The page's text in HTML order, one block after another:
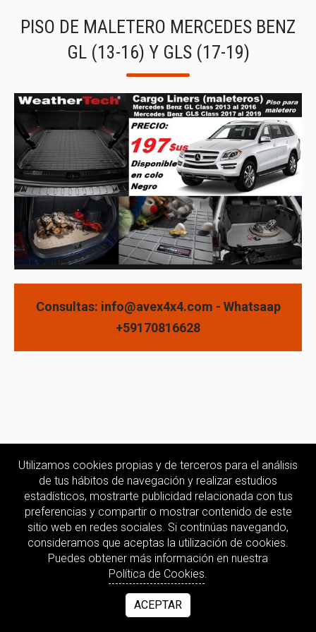
PISO DE MALETERO MERCEDES BENZ
GL (13-16) Y GLS (17-19)
Consultas: info@avex4x4.com - Whatsaap
+59170816628
Utilizamos cookies propias y de terceros para el análisis
de tus hábitos de navegación y realizar estudios
estadísticos, mostrarte publicidad relacionada con tus
preferencias y compartir o mostrar contenido de este
sitio web en redes sociales. Si continúas navegando,
consideramos que aceptas la utilización de cookies.
Puedes obtener más información en nuestra
Política de Cookies.
ACEPTAR